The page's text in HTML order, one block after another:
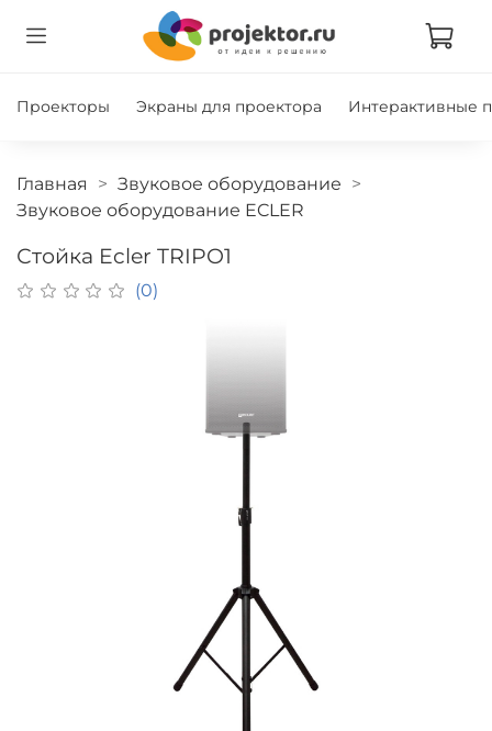
Проекторы Экраны для проектора Интерактивные
Главная
Звуковое оборудование
Звуковое оборудование ECLER
Стойка Ecler TRIPO1
(0)